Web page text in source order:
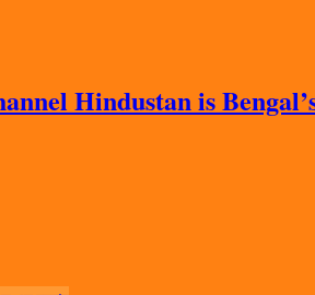
Hindustan is